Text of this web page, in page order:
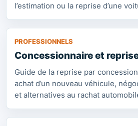
l’estimation ou la reprise d’une
PROFESSIONNELS
Concessionnaire et
Guide de la reprise par
achat d’un nouveau véhicule,
et alternatives au rachat